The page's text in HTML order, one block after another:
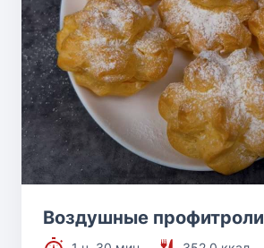
Воздушные профитроли